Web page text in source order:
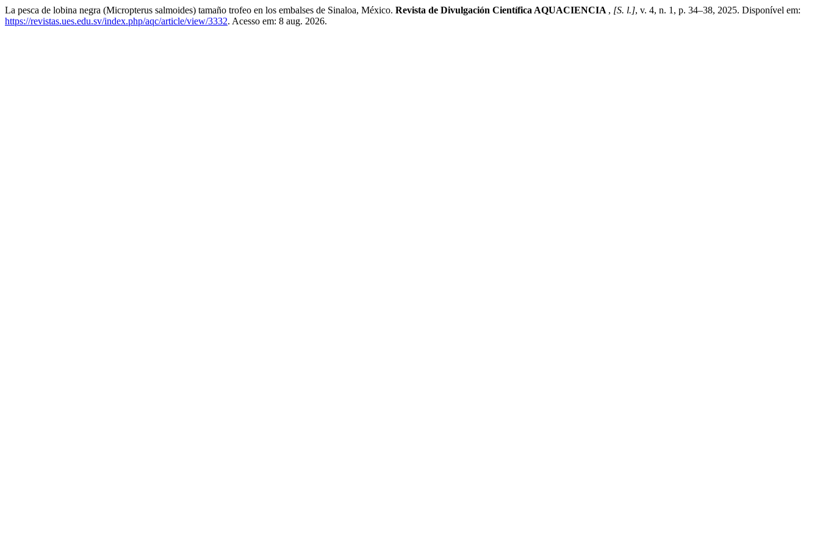
La pesca de lobina negra (Micropterus salmoides) tamaño trofeo en los embalses de Sinaloa, México. Revista de Divulgación Científica AQUACIENCIA , [S. l.], v. 4, n. 1, p. 34–38, 2025. Disponível em:
https://revistas.ues.edu.sv/index.php/aqc/article/view/3332. Acesso em: 8 aug. 2026.